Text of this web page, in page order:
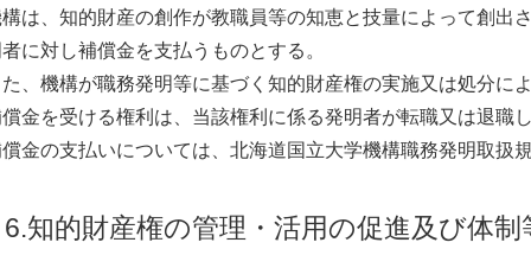
は、知的財産の創作が教職員等の知恵と技量によって創出
に対し補償金を支払うものとする。
た、機構が職務発明等に基づく知的財産権の実施又は処分に
金を受ける権利は、当該権利に係る発明者が転職又は退職
金の支払いについては、北海道国立大学機構職務発明取扱規
6.知的財産権の管理・活用の促進及び体制